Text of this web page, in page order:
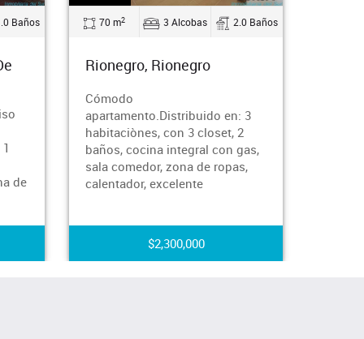
Baños
de
70 m2 3 Alcobas 2.0 Baños
Rionegro, Rionegro
Cómodo
apartamento.Distribuido en: 3
habitaciònes, con 3 closet, 2
baños, cocina integral con gas,
sala comedor, zona de ropas,
calentador, excelente
$2,300,000